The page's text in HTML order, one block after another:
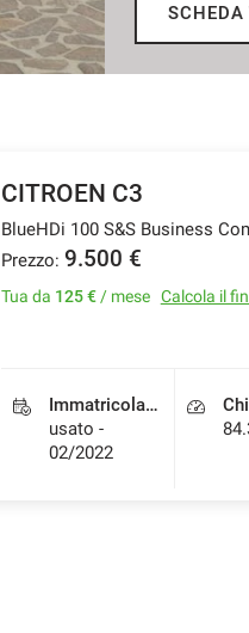
CITROEN C3
BlueHDi 100 S&S Business
Prezzo: 9.500 €
Tua da 125 €/ mese Calcola il
Immatricolazione
usato -
02/2022